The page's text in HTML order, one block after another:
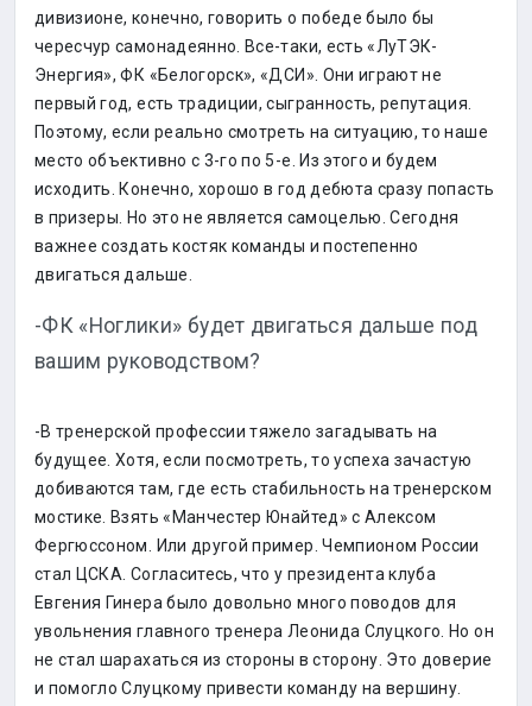
дивизионе, конечно, говорить о победе было бы
чересчур самонадеянно. Все-таки, есть «ЛуТЭК-
Энергия», ФК «Белогорск», «ДСИ». Они играют не
первый год, есть традиции, сыгранность, репутация.
Поэтому, если реально смотреть на ситуацию, то наше
место объективно с 3-го по 5-е. Из этого и будем
исходить. Конечно, хорошо в год дебюта сразу попасть
в призеры. Но это не является самоцелью. Сегодня
важнее создать костяк команды и постепенно
двигаться дальше.
-ФК «Ноглики» будет двигаться дальше под
вашим руководством?
-В тренерской профессии тяжело загадывать на
будущее. Хотя, если посмотреть, то успеха зачастую
добиваются там, где есть стабильность на тренерском
мостике. Взять «Манчестер Юнайтед» с Алексом
Фергюссоном. Или другой пример. Чемпионом России
стал ЦСКА. Согласитесь, что у президента клуба
Евгения Гинера было довольно много поводов для
увольнения главного тренера Леонида Слуцкого. Но он
не стал шарахаться из стороны в сторону. Это доверие
и помогло Слуцкому привести команду на вершину.